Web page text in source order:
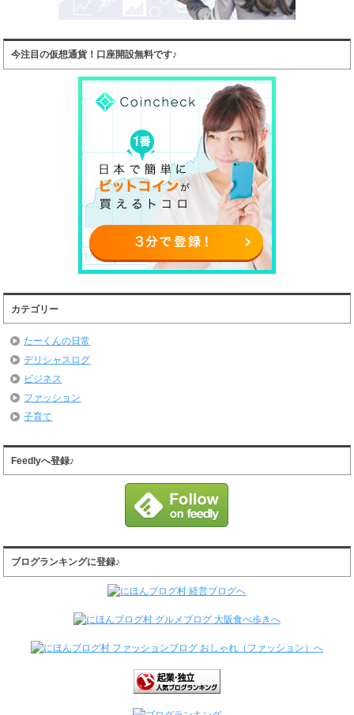
今注目の仮想通貨！口座開設無料です♪
カテゴリー
たーくんの日常
デリシャスログ
ビジネス
ファッション
子育て
Feedlyへ登録♪
ブログランキングに登録♪